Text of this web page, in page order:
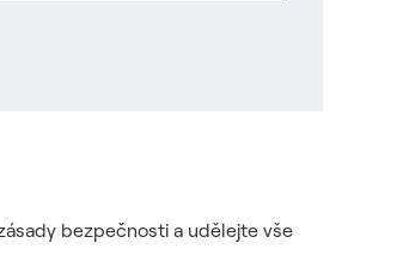
bezpečnosti a udělejte vše